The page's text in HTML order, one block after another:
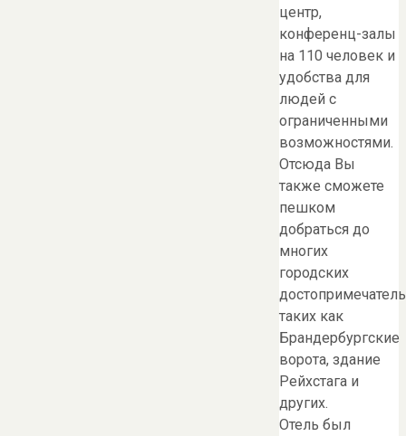
центр,
конференц-залы
на 110 человек и
удобства для
людей с
ограниченными
возможностями.
Отсюда Вы
также сможете
пешком
добраться до
многих
городских
таких как
Брандербургские
ворота, здание
Рейхстага и
других.
Отель был